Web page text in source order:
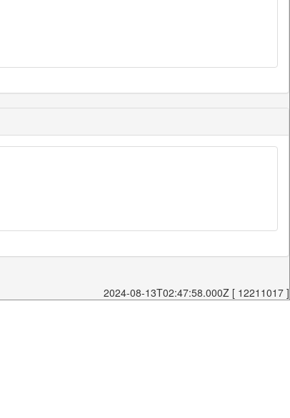
2024-08-13T02:47:58.000Z [ 12211017 ]